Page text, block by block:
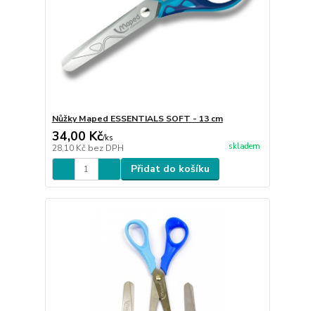
Nůžky Maped ESSENTIALS SOFT - 13 cm
34,00 Kč/ks
28,10 Kč bez DPH skladem
Přidat do košíku